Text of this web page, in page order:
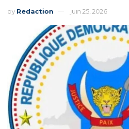
by Redaction juin 25, 2026